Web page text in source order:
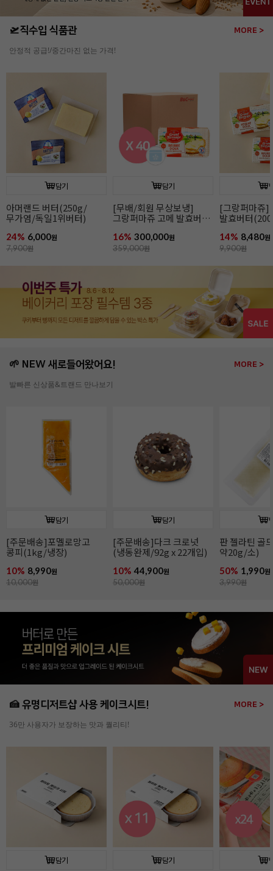
🛫직수입 식품관 MORE >
안정적 공급!/중간마진 없는 가격!
담기
[그랑퍼마쥬] 고메
발효버터(200g/무가염/
14% 8,480원
9,900원
담기
[무배/회원 무상보냉]
그랑퍼마쥬 고메 발효버터
프랑스)
16% 300,000원
359,000원
[그랑퍼마쥬]
발효버터
15% 8,480원
9,990원
🌱 NEW 새로들어왔어요! MORE >
발빠른 신상품&트랜드 만나보기
담기
판 젤라틴 골드(10장/
약20g/소)
50% 1,990원
3,990원
담기
판 젤라틴 골드(50장/
약100g/소)
48% 4,590원
8,990원
판젤라틴 골
27% 39,900
54,990원
🍰 유명디저트샵 사용 케이크시트! MORE >
36만 사용자가 보장하는 맛과 퀄리티!
담기 담기